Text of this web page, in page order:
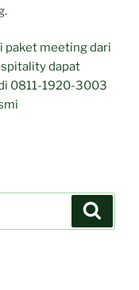
paket meeting dari
dapat
0811-1920-3003